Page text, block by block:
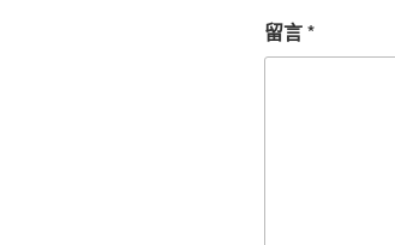
留言*